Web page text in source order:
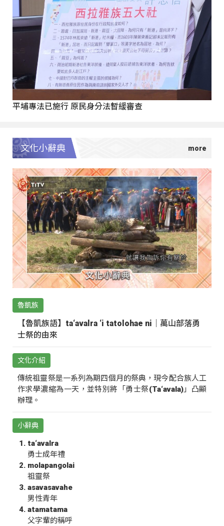
平埔專法已施行 原民身分法暫緩審查
文化小辭典
魯凱族
【魯凱族語】ta‘avalra ‘i tatolohae ni｜萬山部落勇
士祭的由來
文化介紹
傳統祖靈祭是一系列為期四個月的祭典，現今配合族人工
作求學濃縮為一天，並特別將「勇士祭(Ta‘avala)」凸顯
辦理。
小辭典
ta‘avalra
勇士成年禮
molapangolai
祖靈祭
asavasavahe
男性青年
atamatama
父字輩的稱呼